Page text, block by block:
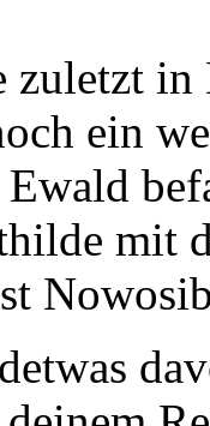
zuletzt
ein
mit